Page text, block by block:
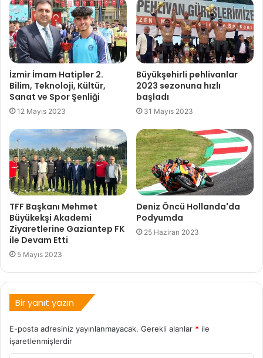
İzmir İmam Hatipler 2.
Bilim, Teknoloji, Kültür,
Sanat ve Spor Şenliği
12 Mayıs 2023
Büyükşehirli pehlivanlar
2023 sezonuna hızlı
başladı
31 Mayıs 2023
TFF Başkanı Mehmet
Büyükekşi Akademi
Ziyaretlerine Gaziantep FK
ile Devam Etti
5 Mayıs 2023
Deniz Öncü Hollanda'da
Podyumda
25 Haziran 2023
Bir yanıt yazın
E-posta adresiniz yayınlanmayacak. Gerekli alanlar * ile
işaretlenmişlerdir